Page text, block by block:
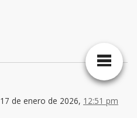
17 de enero de 2026, 12:51 pm